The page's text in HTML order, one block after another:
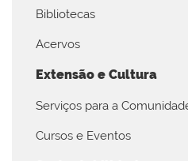
Bibliotecas
Acervos
Extensão e Cultura
Serviços para a
Cursos e Eventos